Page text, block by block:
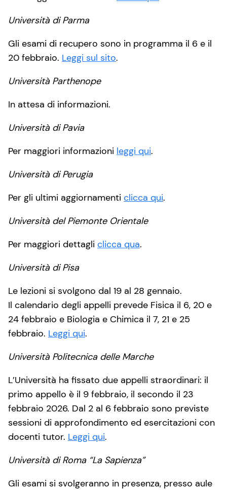
Università di Parma
Gli esami di recupero sono in programma il 6 e il
20 febbraio. Leggi sul sito.
Università Parthenope
In attesa di informazioni.
Università di Pavia
Per maggiori informazioni leggi qui.
Università di Perugia
Per gli ultimi aggiornamenti clicca qui.
Università del Piemonte Orientale
Per maggiori dettagli clicca qua.
Università di Pisa
Le lezioni si svolgono dal 19 al 28 gennaio.
Il calendario degli appelli prevede Fisica il 6, 20 e
24 febbraio e Biologia e Chimica il 7, 21 e 25
febbraio. Leggi qui.
Università Politecnica delle Marche
L’Università ha fissato due appelli straordinari: il
primo appello è il 9 febbraio, il secondo il 23
febbraio 2026. Dal 2 al 6 febbraio sono previste
sessioni di approfondimento ed esercitazioni con
docenti tutor. Leggi qui.
Università di Roma “La Sapienza”
Gli esami si svolgeranno in presenza, presso aule